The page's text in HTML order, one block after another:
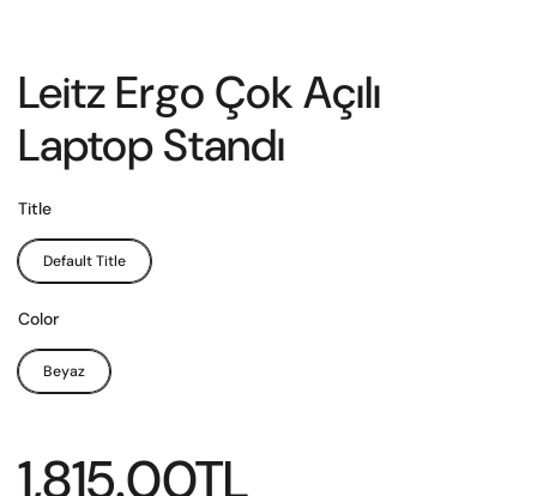
Leitz Ergo Çok Açılı
Laptop Standı
Title
Default Title
Color
Beyaz
1,815.00TL